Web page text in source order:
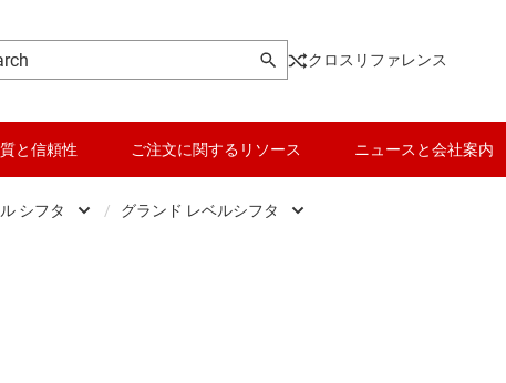
クロスリファレンス
と信頼性 ご注文に関するリソース ニュースと会社案内
シフタ / グランド レベルシフタ